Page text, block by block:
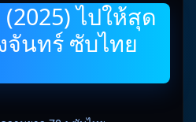
ไปให้สุด
นทร์ ซับไทย